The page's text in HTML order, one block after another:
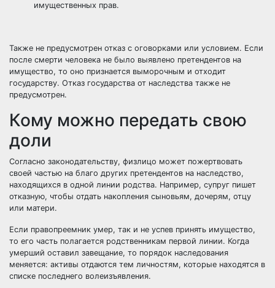
имущественных прав.
Также не предусмотрен отказ с оговорками или условием. Если
после смерти человека не было выявлено претендентов на
имущество, то оно признается выморочным и отходит
государству. Отказ государства от наследства также не
предусмотрен.
Кому можно передать свою
доли
Согласно законодательству, физлицо может пожертвовать
своей частью на благо других претендентов на наследство,
находящихся в одной линии родства. Например, супруг пишет
отказную, чтобы отдать накопления сыновьям, дочерям, отцу
или матери.
Если правопреемник умер, так и не успев принять имущество,
то его часть полагается родственникам первой линии. Когда
умерший оставил завещание, то порядок наследования
меняется: активы отдаются тем личностям, которые находятся в
списке последнего волеизъявления.